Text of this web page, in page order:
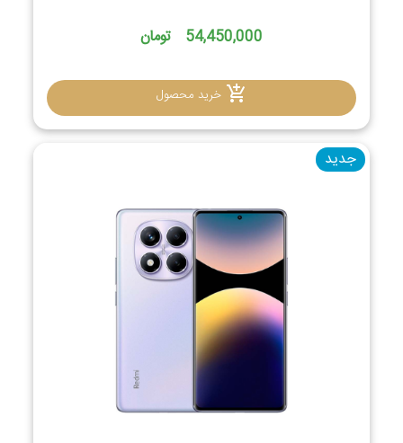
54,450,000 تومان
خرید محصول
جدید